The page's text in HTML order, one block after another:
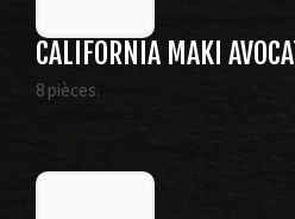
CALIFORNIA MAKI
8 pièces.